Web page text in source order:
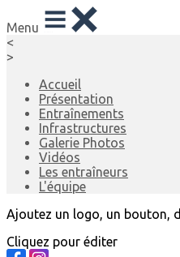
Menu
<
>
Accueil
Présentation
Entraînements
Infrastructures
Galerie Photos
Vidéos
Les entraîneurs
L'équipe
Ajoutez un logo, un bouton,
Cliquez pour éditer